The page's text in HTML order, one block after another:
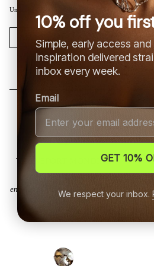
Un poème élémentaire qui nous aide à comprendre
TRANSPORT MONDIAL
entier, apportant les bijoux MILA
SAI aux quatre coins de la
10% off you
Simple, early access
inspiration delivered
inbox every week.
Email
GET 10%
We respect your inbox.